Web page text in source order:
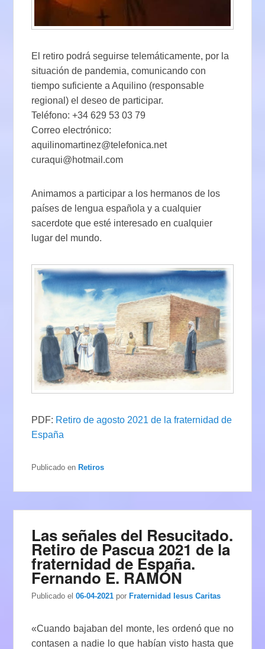
El retiro podrá seguirse telemáticamente, por la
situación de pandemia, comunicando con
tiempo suficiente a Aquilino (responsable
regional) el deseo de participar.
Teléfono: +34 629 53 03 79
Correo electrónico:
aquilinomartinez@telefonica.net
curaqui@hotmail.com
Animamos a participar a los hermanos de los
países de lengua española y a cualquier
sacerdote que esté interesado en cualquier
lugar del mundo.
PDF: Retiro de agosto 2021 de la fraternidad de
España
Publicado en Retiros
Las señales del Resucitado.
Retiro de Pascua 2021 de la
fraternidad de España.
Fernando E. RAMÓN
Publicado el 06-04-2021 porFraternidad Iesus Caritas
«Cuando bajaban del monte, les ordenó que no
contasen a nadie lo que habían visto hasta que